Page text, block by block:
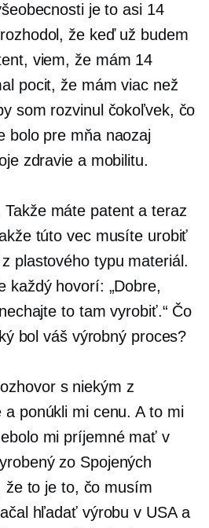
je to asi 14
že keď už budem
viem, že mám 14
pocit, že mám viac než
som rozvinul čokoľvek, čo
bolo pre mňa naozaj
zdravie a mobilitu.
Takže máte patent a teraz
túto vec musíte urobiť
plastového typu materiál.
každý hovorí: „Dobre,
to tam vyrobiť.“ Čo
bol váš výrobný proces?
s niekým z
a ponúkli mi cenu. A to mi
mi príjemné mať v
zo Spojených
že to je to, čo musím
hľadať výrobu v USA a